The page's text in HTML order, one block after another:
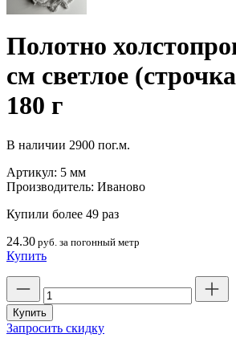
Полотно
см светлое
180 г
В наличии 2900 пог.м.
Артикул: 5 мм
Производитель: Иваново
Купили более 49 раз
24.30 руб. за погонный метр
Купить
товара
Полотно
холстопрошивное
Купить
Запросить скидку